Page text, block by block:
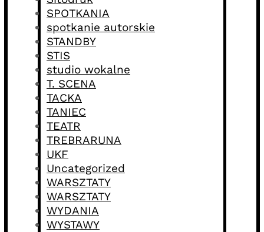
SPOTKANIA
spotkanie autorskie
STANDBY
STIS
studio wokalne
T. SCENA
TACKA
TANIEC
TEATR
TREBRARUNA
UKF
Uncategorized
WARSZTATY
WARSZTATY
WYDANIA
WYSTAWY